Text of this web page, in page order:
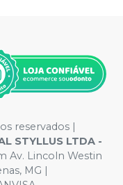
reservados |
STYLLUS LTDA -
Av. Lincoln Westin
MG |